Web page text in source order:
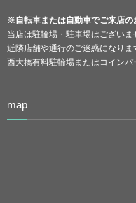
※自転車または自動車でご来店の
当店は駐輪場・駐車場はございま
近隣店舗や通行のご迷惑になりま
西大橋有料駐輪場またはコインパ
map